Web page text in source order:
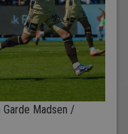
Garde Madsen /